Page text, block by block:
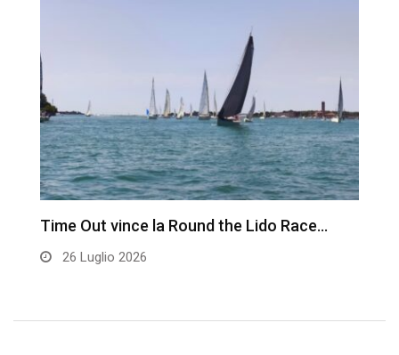
Time Out vince la Round the Lido Race…
26 Luglio 2026